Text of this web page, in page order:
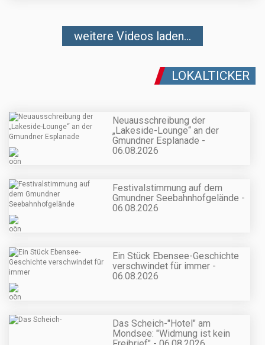
weitere Videos laden...
LOKALTICKER
Neuausschreibung der
„Lakeside-Lounge“ an der
Gmundner Esplanade -
06.08.2026
Festivalstimmung auf dem
Gmundner Seebahnhofgelände -
06.08.2026
Ein Stück Ebensee-Geschichte
verschwindet für immer -
06.08.2026
Das Scheich-"Hotel" am
Mondsee: "Widmung ist kein